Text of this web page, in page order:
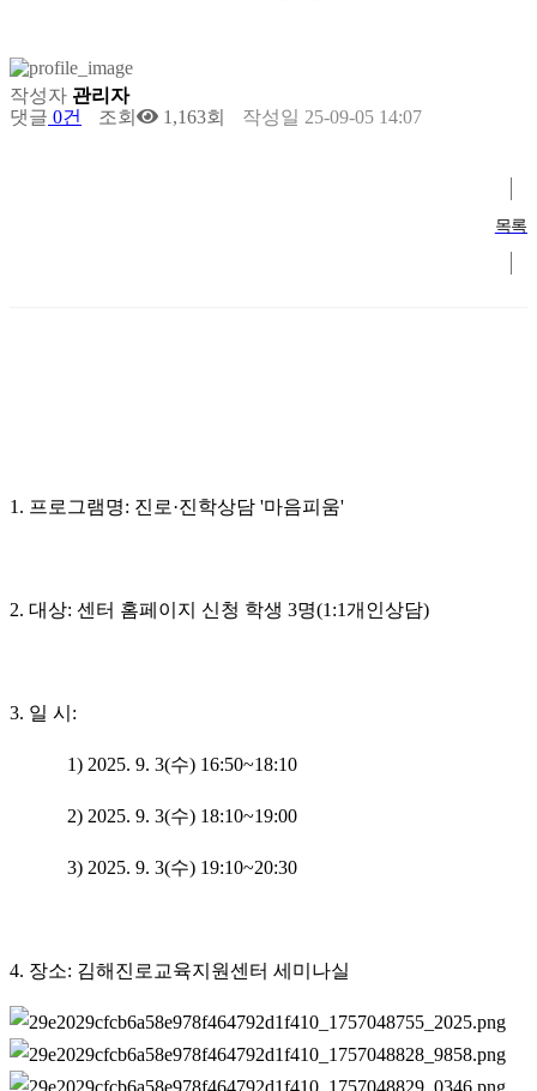
작성자 관리자
댓글 0건 조회 1,163회 작성일 25-09-05 14:07
목록
1. 프로그램명: 진로·진학상담 '마음피움'
2. 대상: 센터 홈페이지 신청 학생 3명(1:1개인상담)
3. 일 시:
1) 2025. 9. 3(수) 16:50~18:10
2) 2025. 9. 3(수) 18:10~19:00
3) 2025. 9. 3(수) 19:10~20:30
4. 장소: 김해진로교육지원센터 세미나실